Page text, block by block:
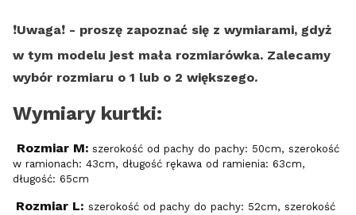
❗️Uwaga❗️ - proszę zapoznać się z wymiarami, gdyż
w tym modelu jest mała rozmiarówka. Zalecamy
wybór rozmiaru o 1 lub o 2 większego.
Wymiary kurtki:
Rozmiar M: szerokość od pachy do pachy: 50cm, szerokość
w ramionach: 43cm, długość rękawa od ramienia: 63cm,
długość: 65cm
Rozmiar L: szerokość od pachy do pachy: 52cm, szerokość